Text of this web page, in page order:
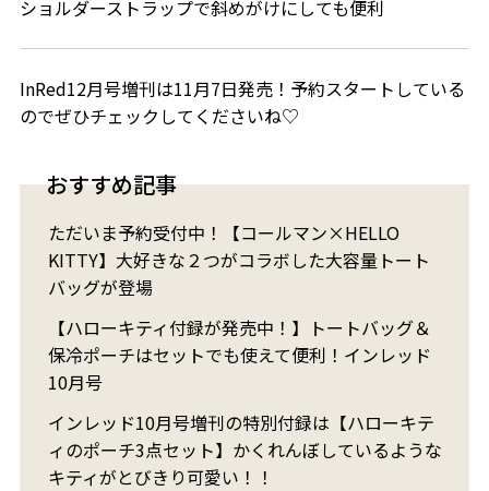
ショルダーストラップで斜めがけにしても便利
InRed12月号増刊は11月7日発売！予約スタートしている
のでぜひチェックしてくださいね♡
おすすめ記事
ただいま予約受付中！【コールマン×HELLO
KITTY】大好きな２つがコラボした大容量トート
バッグが登場
【ハローキティ付録が発売中！】トートバッグ＆
保冷ポーチはセットでも使えて便利！インレッド
10月号
インレッド10月号増刊の特別付録は【ハローキテ
ィのポーチ3点セット】かくれんぼしているような
キティがとびきり可愛い！！